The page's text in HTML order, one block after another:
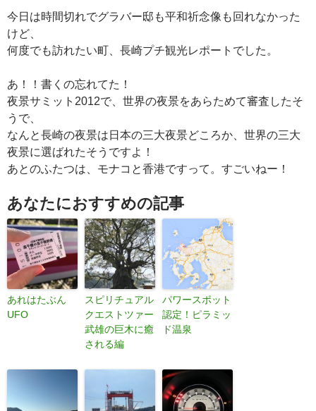
今日は時間切れでグラバー邸も平和祈念像も回れなかった
けど、
何度でも訪れたい町、長崎プチ観光レポートでした。
あ！！書くの忘れてた！
夜景サミット2012で、世界の夜景をあらためて審査したそ
うで、
なんと長崎の夜景は日本の三大夜景どころか、世界の三大
夜景に選ばれたそうですよ！
あとのふたつは、モナコと香港ですって。すごいねー！
あなたにおすすめの記事
あれはたぶん
UFO
スピリチュアル
クエストツァー
武雄の巨木に癒
される編
パワースポット
認定！ピラミッ
ド温泉